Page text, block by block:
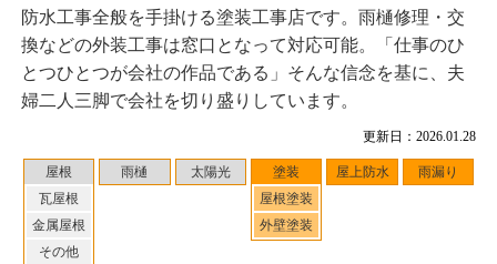
更新日：2026.01.28
屋根
瓦屋根
金属屋根
その他
雨樋 太陽光
塗装
屋根塗装
外壁塗装
屋上防水 雨漏り
防水工事全般を手掛ける塗装工事店です。雨樋修理・交
換などの外装工事は窓口となって対応可能。「仕事のひ
とつひとつが会社の作品である」そんな信念を基に、夫
婦二人三脚で会社を切り盛りしています。